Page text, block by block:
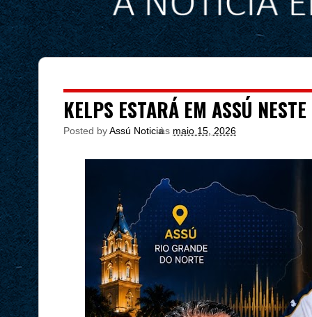
KELPS ESTARÁ EM ASSÚ
Posted byAssú Noticia
às maio 15, 2026